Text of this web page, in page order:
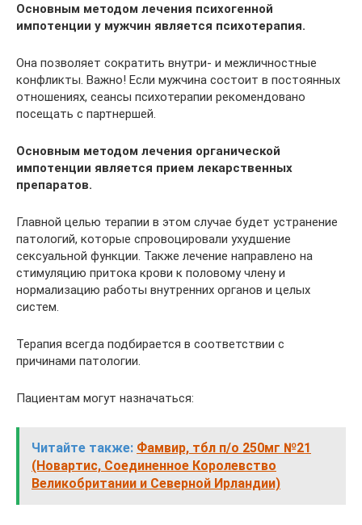
Основным методом лечения психогенной
импотенции у мужчин является психотерапия.
Она позволяет сократить внутри- и межличностные
конфликты. Важно! Если мужчина состоит в постоянных
отношениях, сеансы психотерапии рекомендовано
посещать с партнершей.
Основным методом лечения органической
импотенции является прием лекарственных
препаратов.
Главной целью терапии в этом случае будет устранение
патологий, которые спровоцировали ухудшение
сексуальной функции. Также лечение направлено на
стимуляцию притока крови к половому члену и
нормализацию работы внутренних органов и целых
систем.
Терапия всегда подбирается в соответствии с
причинами патологии.
Пациентам могут назначаться:
Читайте также: Фамвир, тбл п/о 250мг №21
(Новартис, Соединенное Королевство
Великобритании и Северной Ирландии)